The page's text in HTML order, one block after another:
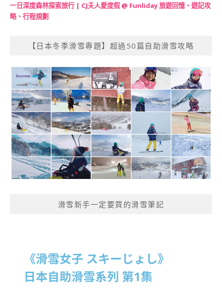
一日深度森林探索旅行 | CJ夫人愛度假 @ Funliday 旅遊回憶、遊記攻
略、行程規劃
【日本冬季滑雪專題】超過50篇自助滑雪攻略
滑雪新手一定要買的滑雪筆記